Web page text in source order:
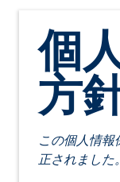
個
方
この個人情報
正されました。